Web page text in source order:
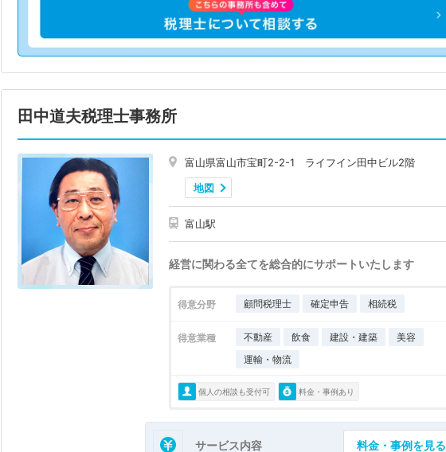
田中道夫税理士事務所
富山県富山市宝町2-2-1 ライフイン田中ビル2階
地図
富山駅
経営に関わる全てを総合的にサポートいたします
得意分野 顧問税理士 確定申告 相続税
得意業種 不動産 飲食 建設・建築
美容
運輸・物流
個人の相談も受付可 料金・事例あり
サービス内容 料金・事例を見る